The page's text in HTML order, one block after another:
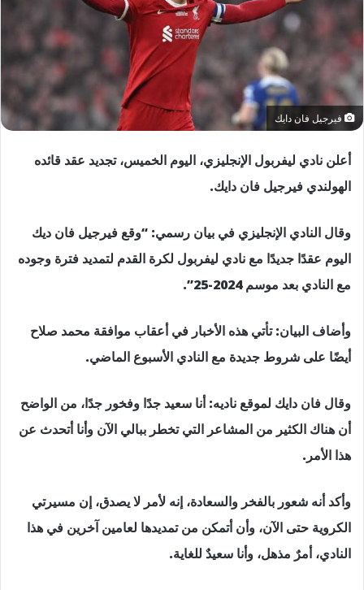
فيرجيل فان دايك
أعلن نادي ليفربول الإنجليزي، اليوم الخميس، تجديد عقد قائده
الهولندي فيرجيل فان دايك.
وقال النادي الإنجليزي في بيان رسمي: “وقع فيرجيل فان ديك
اليوم عقدًا جديدًا مع نادي ليفربول لكرة القدم لتمديد فترة وجوده
مع النادي بعد موسم 2024-25”.
وأضاف البيان: تأتي هذه الأخبار في أعقاب موافقة محمد صلاح
أيضًا على شروط جديدة مع النادي الأسبوع الماضي.
وقال فان دايك لموقع ناديه: أنا سعيد جدًا وفخور جدًا، من الواضح
أن هناك الكثير من المشاعر التي تخطر ببالي الآن وأنا أتحدث عن
هذا الأمر.
وأكد أنه شعور بالفخر والسعادة، إنه لأمر لا يصدق، إن مسيرتي
الكروية حتى الآن، وأن أتمكن من تمديدها لعامين آخرين في هذا
النادي، أمرٌ مذهل، وأنا سعيدٌ للغاية.